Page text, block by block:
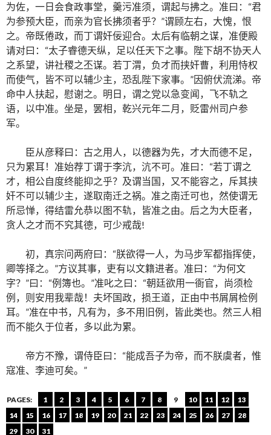
为佐，一日会食政事堂，羹污准须，谓起与拂之。准曰：“君
为参预大臣，而亲为官长拂须者乎？”谓顾左右，大愧，恨
之。帝既倦政，而丁谓奸佞迎合。太后有临朝之谋，准便殿
请对曰：“太子睿德天纵，足以任天下之事。陛下胡不协天人
之系望，讲社稷之丕谋。若丁渭，负才而挟奸曹，利用恃权
而使气，皆不可以辅少主，恐乱陛下家事。”因俯伏流涕。帝
命中人扶起，慰谢之。明日，谓之党以急变闻，飞不轨之
语，以中准。坐是，罢相，乾兴元年二月，贬雷州司户参
军。
臣从彦释曰：古之用人，以德器为先，才大而德不足，
只为累耳！准始荐丁谓于李沆，沆不可。准曰：“若丁谓之
才，相公自度终能抑之乎？及谓当国，又不能容之，斥其挟
奸不可以辅少主，遂取南迁之祸。准之南迁可也，然使谓无
所忌惮，得结雷允恭以图不轨，皆准之由。后之为大臣者，
贪人之才而不究其德，可少戒哉!
初，真宗问两府曰：“朕欲得一人，为马步军都指挥使，
卿等择之。”方议其事，吏有以文籍进者。准曰：“为何文
字？”曰：“例簿也。”准叱之曰：“朝廷欲用一衙官，尚须检
例，则安用我辈哉！夫坏国政，损王道，正由中书屑屑检例
耳。”准在中书，凡有为，多不用旧例，皆此类也。然三人相
而不能久于位者，多以此为累。
帝方不豫，谓侍臣曰：“能成吾子为帝，而不朕虞者，惟
寇准、李迪可矣。”
PAGES: 1 2 3 4 5 6 7 8 9 10 11 12
13
14
15 16 17 18 19 20 21 22 23 24 25 26 27
28
29
30 31